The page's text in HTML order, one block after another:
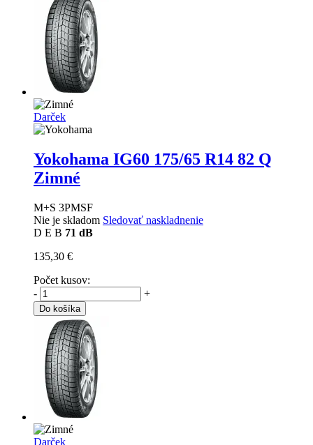
Darček
Yokohama IG60 175/65 R14 82 Q
Zimné
M+S 3PMSF
Nie je skladom Sledovať naskladnenie
D E B 71 dB
135,30 €
Počet kusov:
-
+
Do košíka
Darček